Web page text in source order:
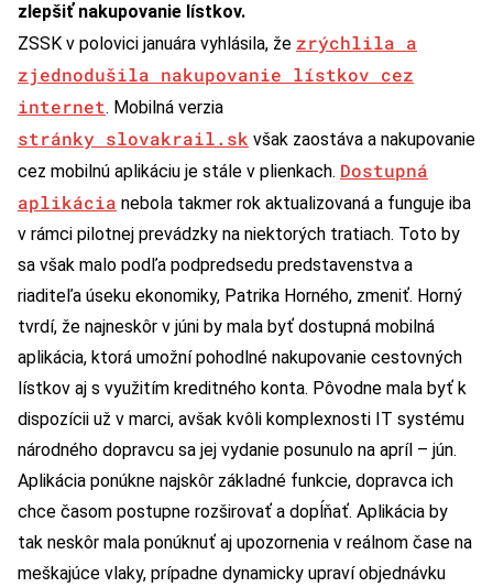
zlepšiť nakupovanie lístkov.
ZSSK v polovici januára vyhlásila, že zrýchlila a
zjednodušila nakupovanie lístkov cez
internet. Mobilná verzia
stránky slovakrail.sk však zaostáva a nakupovanie
cez mobilnú aplikáciu je stále v plienkach. Dostupná
aplikácia nebola takmer rok aktualizovaná a funguje iba
v rámci pilotnej prevádzky na niektorých tratiach. Toto by
sa však malo podľa podpredsedu predstavenstva a
riaditeľa úseku ekonomiky, Patrika Horného, zmeniť. Horný
tvrdí, že najneskôr v júni by mala byť dostupná mobilná
aplikácia, ktorá umožní pohodlné nakupovanie cestovných
lístkov aj s využitím kreditného konta. Pôvodne mala byť k
dispozícii už v marci, avšak kvôli komplexnosti IT systému
národného dopravcu sa jej vydanie posunulo na apríl – jún.
Aplikácia ponúkne najskôr základné funkcie, dopravca ich
chce časom postupne rozširovať a dopĺňať. Aplikácia by
tak neskôr mala ponúknuť aj upozornenia v reálnom čase na
meškajúce vlaky, prípadne dynamicky upraví objednávku